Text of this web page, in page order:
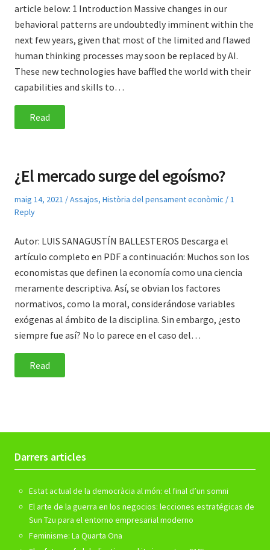
article below: 1 Introduction Massive changes in our
behavioral patterns are undoubtedly imminent within the
next few years, given that most of the limited and flawed
human thinking processes may soon be replaced by AI.
These new technologies have baffled the world with their
capabilities and skills to…
Read
¿El mercado surge del egoísmo?
Posted
on
maig 14, 2021
Posted
Assajos, Història del pensament econòmic
1
Reply
Autor: LUIS SANAGUSTÍN BALLESTEROS Descarga el
artículo completo en PDF a continuación: Muchos son los
economistas que definen la economía como una ciencia
meramente descriptiva. Así, se obvian los factores
normativos, como la moral, considerándose variables
exógenas al ámbito de la disciplina. Sin embargo, ¿esto
siempre fue así? No lo parece en el caso del…
Read
Darrers articles
Estat actual de la democràcia al món: el final d’un somni
El arte de la guerra en los negocios: lecciones estratégicas de
Sun Tzu para el entorno empresarial moderno
Feminisme: La Quarta Ona